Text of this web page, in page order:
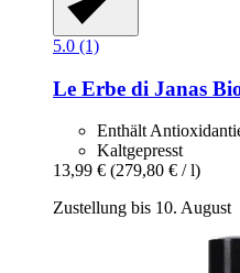
5.0 (1)
Le Erbe di Janas
Enthält
Kaltgepresst
13,99 € (279,80 € / l)
Zustellung bis 10. August